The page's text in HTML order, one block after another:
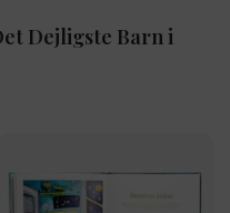
Dejligste Barn i